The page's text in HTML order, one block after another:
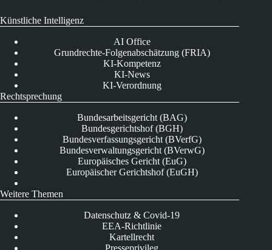
Künstliche Intelligenz
AI Office
Grundrechte-Folgenabschätzung (FRIA)
KI-Kompetenz
KI-News
KI-Verordnung
Rechtsprechung
Bundesarbeitsgericht (BAG)
Bundesgerichtshof (BGH)
Bundesverfassungsgericht (BVerfG)
Bundesverwaltungsgericht (BVerwG)
Europäisches Gericht (EuG)
Europäischer Gerichtshof (EuGH)
Weitere Themen
Datenschutz & Covid-19
EEA-Richtlinie
Kartellrecht
Presseprivileg